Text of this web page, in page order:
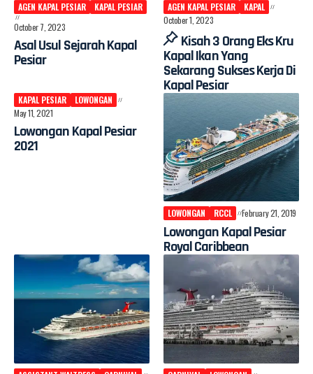
AGEN KAPAL PESIAR
KAPAL PESIAR
October 7, 2023
Asal Usul Sejarah Kapal
Pesiar
AGEN KAPAL PESIAR
KAPAL
October 1, 2023
Kisah 3 Orang Eks Kru
Kapal Ikan Yang
Sekarang Sukses Kerja Di
Kapal Pesiar
KAPAL PESIAR
LOWONGAN
May 11, 2021
Lowongan Kapal Pesiar
2021
LOWONGAN RCCL February 21, 2019
Lowongan Kapal Pesiar
Royal Caribbean